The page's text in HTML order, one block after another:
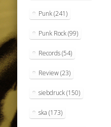
Punk(241)
Punk Rock(99)
Records(54)
Review(23)
siebdruck(150)
ska (173)